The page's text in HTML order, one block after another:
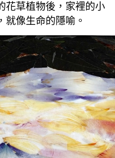
花草植物後，家裡的小
就像生命的隱喻。